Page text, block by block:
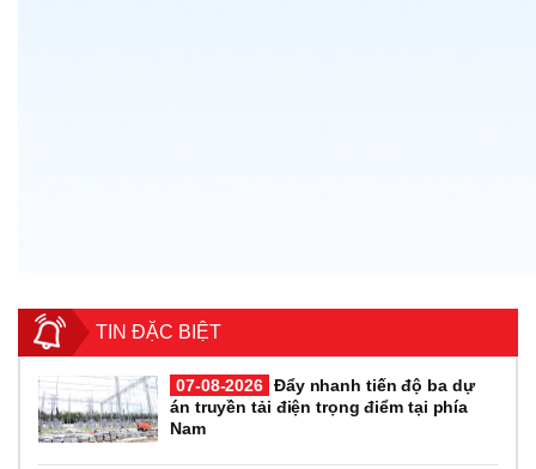
TIN ĐẶC BIỆT
07-08-2026 Đẩy nhanh tiến độ ba dự
án truyền tải điện trọng điểm tại phía
Nam